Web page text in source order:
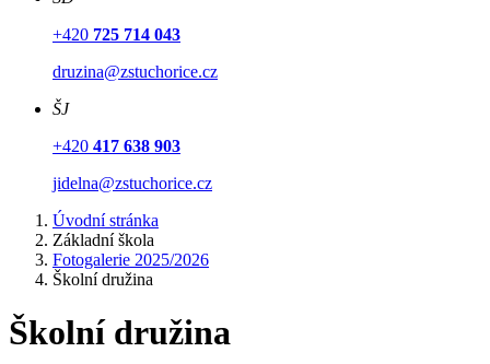
+420 725 714 043
druzina@zstuchorice.cz
ŠJ
+420 417 638 903
jidelna@zstuchorice.cz
Úvodní stránka
Základní škola
Fotogalerie 2025/2026
Školní družina
Školní družina